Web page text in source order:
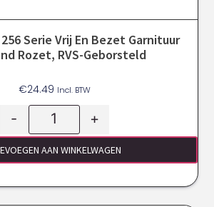
Serie Vrij En Bezet Garnituur
Rozet, RVS-Geborsteld
€24.49 Incl. BTW
- +
AAN WINKELWAGEN